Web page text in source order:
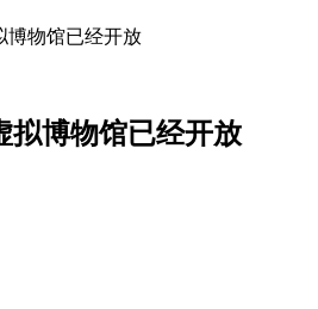
博物馆已经开放
拟博物馆已经开放